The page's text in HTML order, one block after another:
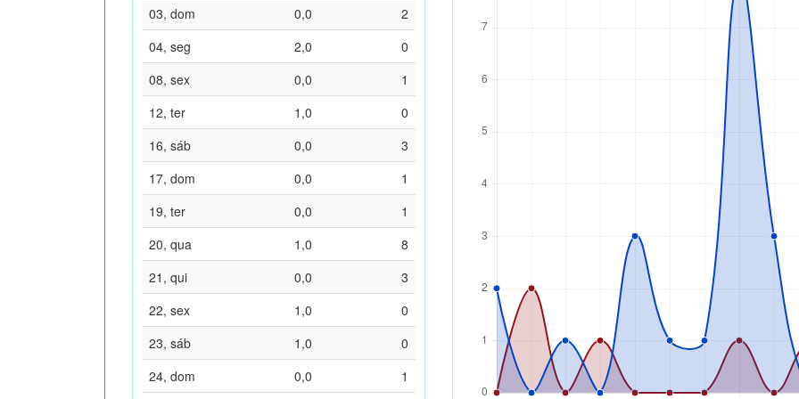
03, dom
0,0
2
04, seg
2,0
0
08, sex
0,0
1
12, ter
1,0
0
16, sáb
0,0
3
17, dom
0,0
1
19, ter
0,0
1
20, qua
1,0
8
21, qui
0,0
3
22, sex
1,0
0
23, sáb
1,0
0
24, dom
0,0
1